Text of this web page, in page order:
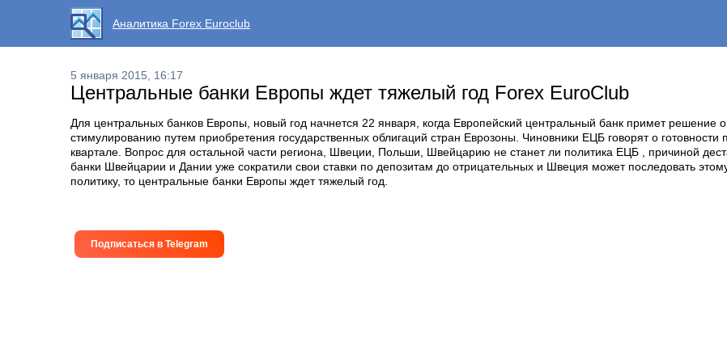
Аналитика Forex Euroclub
5 января 2015, 16:17
Центральные банки Европы ждет тяжелый год Forex EuroClub
Для центральных банков Европы, новый год начнется 22 января, когда Европейский центральный банк примет решение
стимулированию путем приобретения государственных облигаций стран Еврозоны. Чиновники ЕЦБ говорят о готовности
квартале. Вопрос для остальной части региона, Швеции, Польши, Швейцарию не станет ли политика ЕЦБ , причиной
банки Швейцарии и Дании уже сократили свои ставки по депозитам до отрицательных и Швеция может последовать
политику, то центральные банки Европы ждет тяжелый год.
Подписаться в Telegram